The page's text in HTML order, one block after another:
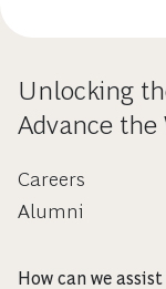
Unlocking
Advance the
Careers
Alumni
How can we assist